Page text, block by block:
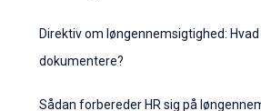
Direktiv om løngennemsigtighed: Hvad
dokumentere?
Sådan forbereder HR sig på